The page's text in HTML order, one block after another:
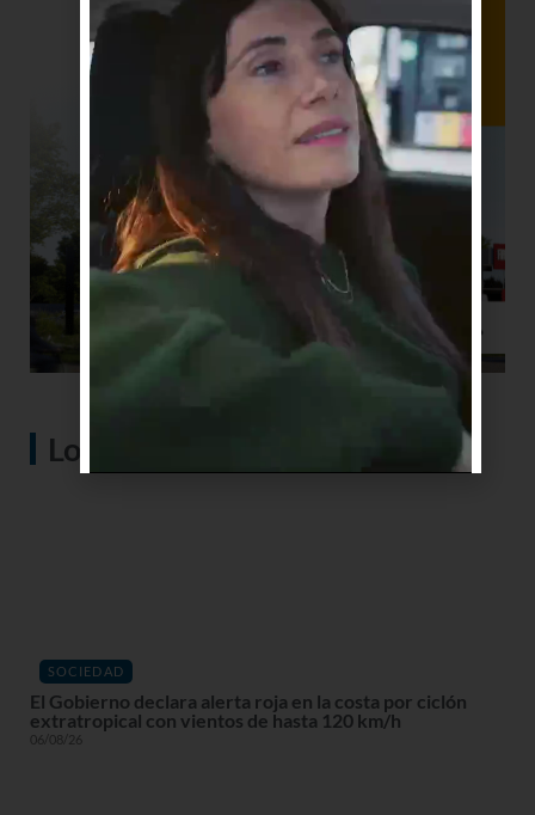
Lo más visto
SOCIEDAD
El Gobierno declara alerta roja en la costa por ciclón
extratropical con vientos de hasta 120 km/h
06/08/26